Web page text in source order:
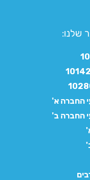
שלנו:​
החברה א'
החברה ב'